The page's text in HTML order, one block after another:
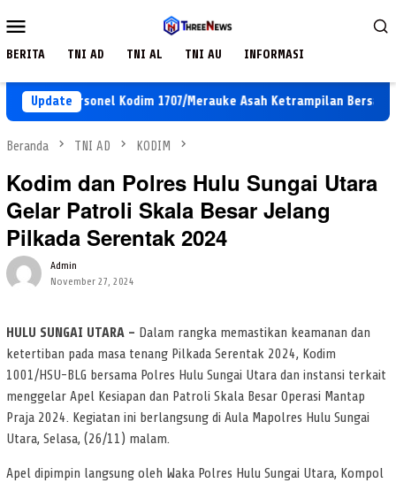
ke
Mobile
BERITA TNI AD TNI AL TNI AU INFORMASI
Update
Personel Kodim 1707/Merauke Asah Ketrampilan Bersama
Beranda TNI AD KODIM
Kodim dan Polres Hulu Sungai Utara
Gelar Patroli Skala Besar Jelang
Pilkada Serentak 2024
Admin
November 27, 2024
HULU SUNGAI UTARA – Dalam rangka memastikan keamanan dan
ketertiban pada masa tenang Pilkada Serentak 2024, Kodim
1001/HSU-BLG bersama Polres Hulu Sungai Utara dan instansi terkait
menggelar Apel Kesiapan dan Patroli Skala Besar Operasi Mantap
Praja 2024. Kegiatan ini berlangsung di Aula Mapolres Hulu Sungai
Utara, Selasa, (26/11) malam.
Apel dipimpin langsung oleh Waka Polres Hulu Sungai Utara, Kompol